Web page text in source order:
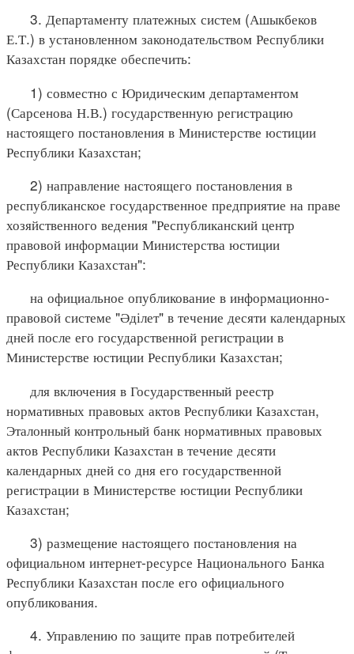
3. Департаменту платежных систем (Ашыкбеков
Е.Т.) в установленном законодательством Республики
Казахстан порядке обеспечить:
1) совместно с Юридическим департаментом
(Сарсенова Н.В.) государственную регистрацию
настоящего постановления в Министерстве юстиции
Республики Казахстан;
2) направление настоящего постановления в
республиканское государственное предприятие на праве
хозяйственного ведения "Республиканский центр
правовой информации Министерства юстиции
Республики Казахстан":
на официальное опубликование в информационно-
правовой системе "Әділет" в течение десяти календарных
дней после его государственной регистрации в
Министерстве юстиции Республики Казахстан;
для включения в Государственный реестр
нормативных правовых актов Республики Казахстан,
Эталонный контрольный банк нормативных правовых
актов Республики Казахстан в течение десяти
календарных дней со дня его государственной
регистрации в Министерстве юстиции Республики
Казахстан;
3) размещение настоящего постановления на
официальном интернет-ресурсе Национального Банка
Республики Казахстан после его официального
опубликования.
4. Управлению по защите прав потребителей